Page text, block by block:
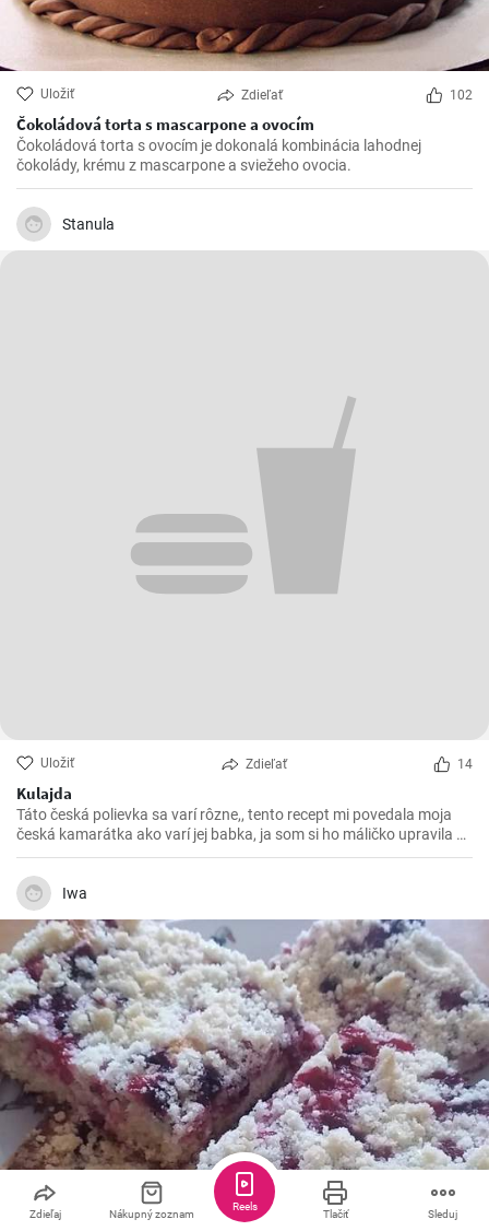
Uložiť Zdieľať 102
Čokoládová torta s mascarpone a ovocím
Čokoládová torta s ovocím je dokonalá kombinácia lahodnej
čokolády, krému z mascarpone a sviežeho ovocia.
Stanula
Uložiť Zdieľať 14
Kulajda
Táto česká polievka sa varí rôzne,, tento recept mi povedala moja
česká kamarátka ako varí jej babka, ja som si ho máličko upravila a
chutila nám s manželom. Skúste 😉
Iwa
Zdieľaj Nákupný zoznam Tlačiť Sleduj
Reels